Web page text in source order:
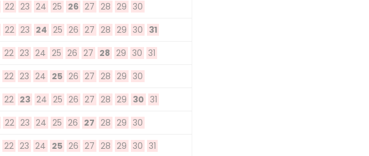
22 23 24 25 26 27 28 29 30
22 23 24 25 26 27 28 29 30 31
22 23 24 25 26 27 28 29 30 31
22 23 24 25 26 27 28 29 30
22 23 24 25 26 27 28 29 30 31
22 23 24 25 26 27 28 29 30
22 23 24 25 26 27 28 29 30 31